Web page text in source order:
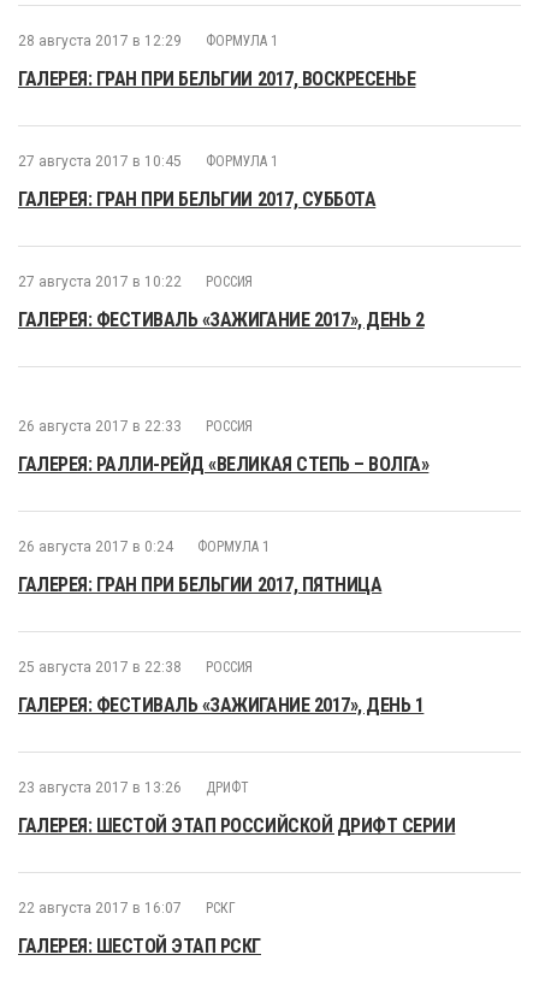
28 августа 2017 в 12:29 ФОРМУЛА 1
ГАЛЕРЕЯ: ГРАН ПРИ БЕЛЬГИИ 2017, ВОСКРЕСЕНЬЕ
27 августа 2017 в 10:45 ФОРМУЛА 1
ГАЛЕРЕЯ: ГРАН ПРИ БЕЛЬГИИ 2017, СУББОТА
27 августа 2017 в 10:22 РОССИЯ
ГАЛЕРЕЯ: ФЕСТИВАЛЬ «ЗАЖИГАНИЕ 2017», ДЕНЬ 2
26 августа 2017 в 22:33 РОССИЯ
ГАЛЕРЕЯ: РАЛЛИ-РЕЙД «ВЕЛИКАЯ СТЕПЬ – ВОЛГА»
26 августа 2017 в 0:24 ФОРМУЛА 1
ГАЛЕРЕЯ: ГРАН ПРИ БЕЛЬГИИ 2017, ПЯТНИЦА
25 августа 2017 в 22:38 РОССИЯ
ГАЛЕРЕЯ: ФЕСТИВАЛЬ «ЗАЖИГАНИЕ 2017», ДЕНЬ 1
23 августа 2017 в 13:26 ДРИФТ
ГАЛЕРЕЯ: ШЕСТОЙ ЭТАП РОССИЙСКОЙ ДРИФТ СЕРИИ
22 августа 2017 в 16:07 РСКГ
ГАЛЕРЕЯ: ШЕСТОЙ ЭТАП РСКГ